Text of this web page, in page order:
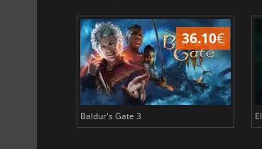
36.10€
Baldur's Gate 3